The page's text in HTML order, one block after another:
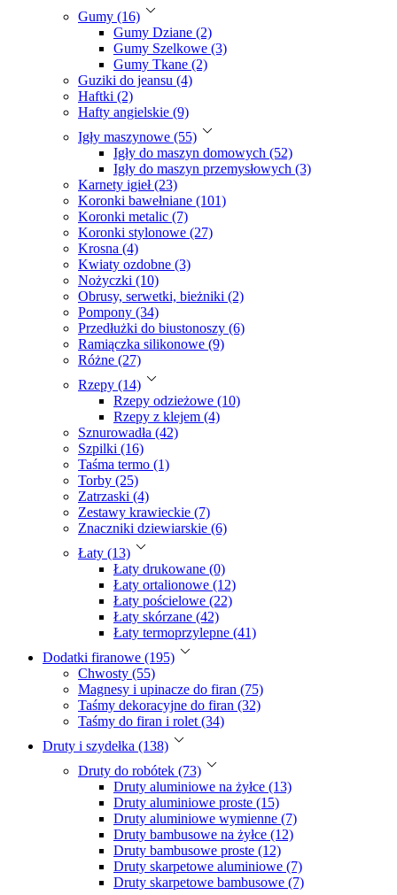
Gumy (16)
Gumy Dziane (2)
Gumy Szelkowe (3)
Gumy Tkane (2)
Guziki do jeansu (4)
Haftki (2)
Hafty angielskie (9)
Igły maszynowe (55)
Igły do maszyn domowych (52)
Igły do maszyn przemysłowych (3)
Karnety igieł (23)
Koronki bawełniane (101)
Koronki metalic (7)
Koronki stylonowe (27)
Krosna (4)
Kwiaty ozdobne (3)
Nożyczki (10)
Obrusy, serwetki, bieżniki (2)
Pompony (34)
Przedłużki do biustonoszy (6)
Ramiączka silikonowe (9)
Różne (27)
Rzepy (14)
Rzepy odzieżowe (10)
Rzepy z klejem (4)
Sznurowadła (42)
Szpilki (16)
Taśma termo (1)
Torby (25)
Zatrzaski (4)
Zestawy krawieckie (7)
Znaczniki dziewiarskie (6)
Łaty (13)
Łaty drukowane (0)
Łaty ortalionowe (12)
Łaty pościelowe (22)
Łaty skórzane (42)
Łaty termoprzylepne (41)
Dodatki firanowe (195)
Chwosty (55)
Magnesy i upinacze do firan (75)
Taśmy dekoracyjne do firan (32)
Taśmy do firan i rolet (34)
Druty i szydełka (138)
Druty do robótek (73)
Druty aluminiowe na żyłce (13)
Druty aluminiowe proste (15)
Druty aluminiowe wymienne (7)
Druty bambusowe na żyłce (12)
Druty bambusowe proste (12)
Druty skarpetowe aluminiowe (7)
Druty skarpetowe bambusowe (7)